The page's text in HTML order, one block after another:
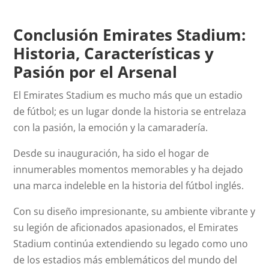
Conclusión Emirates Stadium:
Historia, Características y
Pasión por el Arsenal
El Emirates Stadium es mucho más que un estadio
de fútbol; es un lugar donde la historia se entrelaza
con la pasión, la emoción y la camaradería.
Desde su inauguración, ha sido el hogar de
innumerables momentos memorables y ha dejado
una marca indeleble en la historia del fútbol inglés.
Con su diseño impresionante, su ambiente vibrante y
su legión de aficionados apasionados, el Emirates
Stadium continúa extendiendo su legado como uno
de los estadios más emblemáticos del mundo del